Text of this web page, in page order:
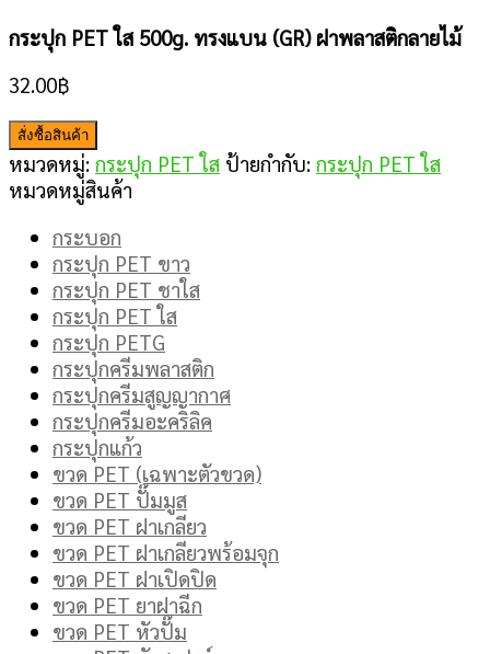
กระปุก PET ใส 500g. ทรงแบน (GR) ฝาพลาสติกลายไม้
32.00฿
สั่งซื้อสินค้า
หมวดหมู่: กระปุก PET ใส ป้ายกำกับ: กระปุก PET ใส
หมวดหมู่สินค้า
กระบอก
กระปุก PET ขาว
กระปุก PET ชาใส
กระปุก PET ใส
กระปุก PETG
กระปุกครีมพลาสติก
กระปุกครีมสูญญากาศ
กระปุกครีมอะคริลิค
กระปุกแก้ว
ขวด PET (เฉพาะตัวขวด)
ขวด PET ปั๊มมูส
ขวด PET ฝาเกลียว
ขวด PET ฝาเกลียวพร้อมจุก
ขวด PET ฝาเปิดปิด
ขวด PET ยาฝาฉีก
ขวด PET หัวปั๊ม